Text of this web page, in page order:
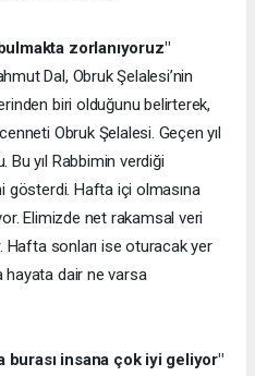
zorlanıyoruz"
Dal, Obruk Şelalesi’nin
biri olduğunu belirterek,
Obruk Şelalesi. Geçen yıl
Bu yıl Rabbimin verdiği
gösterdi. Hafta içi olmasına
Elimizde net rakamsal veri
Hafta sonları ise oturacak yer
hayata dair ne varsa
burası insana çok iyi geliyor"